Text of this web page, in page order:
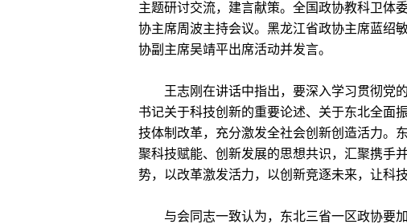
主题研讨交流，建言献策。全国政协教科卫体
协主席周波主持会议。黑龙江省政协主席蓝绍
协副主席吴靖平出席活动并发言。
王志刚在讲话中指出，要深入学习贯彻党的
书记关于科技创新的重要论述、关于东北全面
技体制改革，充分激发全社会创新创造活力。
聚科技赋能、创新发展的思想共识，汇聚携手
势，以改革激发活力，以创新竞逐未来，让科
与会同志一致认为，东北三省一区政协要加